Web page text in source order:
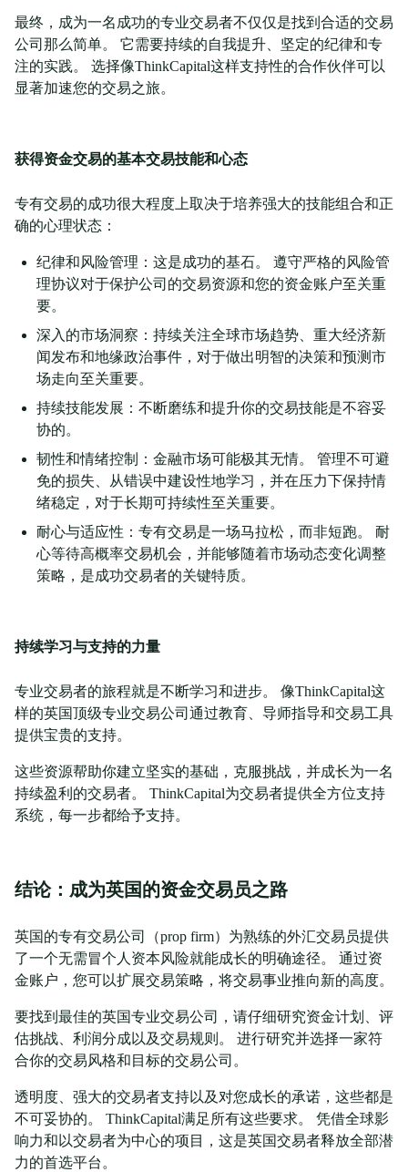
最终，成为一名成功的专业交易者不仅仅是找到合适的交易
公司那么简单。 它需要持续的自我提升、坚定的纪律和专
注的实践。 选择像ThinkCapital这样支持性的合作伙伴可以
显著加速您的交易之旅。
获得资金交易的基本交易技能和心态
专有交易的成功很大程度上取决于培养强大的技能组合和正
确的心理状态：
纪律和风险管理：这是成功的基石。 遵守严格的风险管
理协议对于保护公司的交易资源和您的资金账户至关重
要。
深入的市场洞察：持续关注全球市场趋势、重大经济新
闻发布和地缘政治事件，对于做出明智的决策和预测市
场走向至关重要。
持续技能发展：不断磨练和提升你的交易技能是不容妥
协的。
韧性和情绪控制：金融市场可能极其无情。 管理不可避
免的损失、从错误中建设性地学习，并在压力下保持情
绪稳定，对于长期可持续性至关重要。
耐心与适应性：专有交易是一场马拉松，而非短跑。 耐
心等待高概率交易机会，并能够随着市场动态变化调整
策略，是成功交易者的关键特质。
持续学习与支持的力量
专业交易者的旅程就是不断学习和进步。 像ThinkCapital这
样的英国顶级专业交易公司通过教育、导师指导和交易工具
提供宝贵的支持。
这些资源帮助你建立坚实的基础，克服挑战，并成长为一名
持续盈利的交易者。 ThinkCapital为交易者提供全方位支持
系统，每一步都给予支持。
结论：成为英国的资金交易员之路
英国的专有交易公司（prop firm）为熟练的外汇交易员提供
了一个无需冒个人资本风险就能成长的明确途径。 通过资
金账户，您可以扩展交易策略，将交易事业推向新的高度。
要找到最佳的英国专业交易公司，请仔细研究资金计划、评
估挑战、利润分成以及交易规则。 进行研究并选择一家符
合你的交易风格和目标的交易公司。
透明度、强大的交易者支持以及对您成长的承诺，这些都是
不可妥协的。 ThinkCapital满足所有这些要求。 凭借全球影
响力和以交易者为中心的项目，这是英国交易者释放全部潜
力的首选平台。